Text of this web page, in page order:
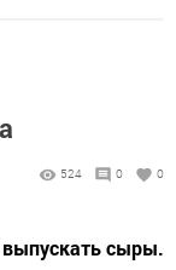
524 0 0
выпускать сыры.